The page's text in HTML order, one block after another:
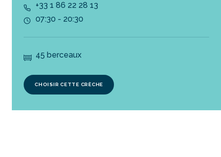
+33 1 86 22 28 13
07:30 - 20:30
45 berceaux
CHOISIR CETTE CRÈCHE